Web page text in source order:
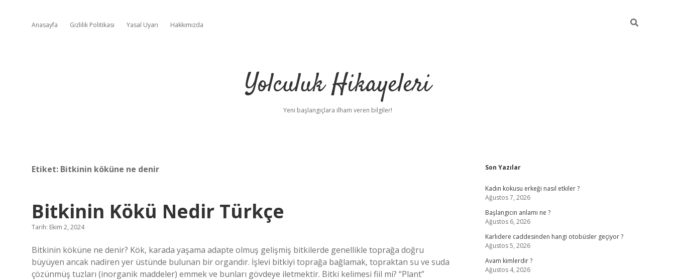
Anasayfa Gizlilik Politikası Yasal Uyarı Hakkımızda
Yolculuk Hikayeleri
Yeni başlangıçlara ilham veren bilgiler!
Etiket: Bitkinin köküne ne denir
Bitkinin Kökü Nedir Türkçe
Tarih: Ekim 2, 2024
Bitkinin köküne ne denir? Kök, karada yaşama adapte olmuş gelişmiş bitkilerde genellikle toprağa doğru
büyüyen ancak nadiren yer üstünde bulunan bir organdır. İşlevi bitkiyi toprağa bağlamak, topraktan su ve suda
çözünmüş tuzları (inorganik maddeler) emmek ve bunları gövdeye iletmektir. Bitki kelimesi fiil mi? “Plant”
Sidebar
Son Yazılar
Kadın kokusu erkeği nasıl etkiler ?
Ağustos 7, 2026
Başlangıcın anlamı ne ?
Ağustos 6, 2026
Karlıdere caddesinden hangi otobüsler geçiyor ?
Ağustos 5, 2026
Avam kimlerdir ?
Ağustos 4, 2026
betexper giriş